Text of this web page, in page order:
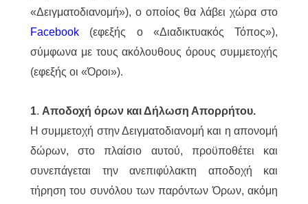
«Δειγματοδιανομή»), ο οποίος θα λάβει χώρα στο
Facebook (εφεξής ο «Διαδικτυακός Τόπος»),
σύμφωνα με τους ακόλουθους όρους συμμετοχής
(εφεξής οι «Όροι»).
1. Αποδοχή όρων και Δήλωση Απορρήτου.
Η συμμετοχή στην Δειγματοδιανομή και η απονομή
δώρων, στο πλαίσιο αυτού, προϋποθέτει και
συνεπάγεται την ανεπιφύλακτη αποδοχή και
τήρηση του συνόλου των παρόντων Όρων, ακόμη